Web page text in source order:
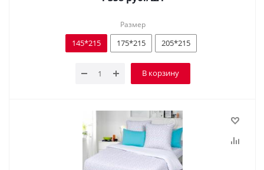
Размер
145*215 175*215 205*215
В корзину